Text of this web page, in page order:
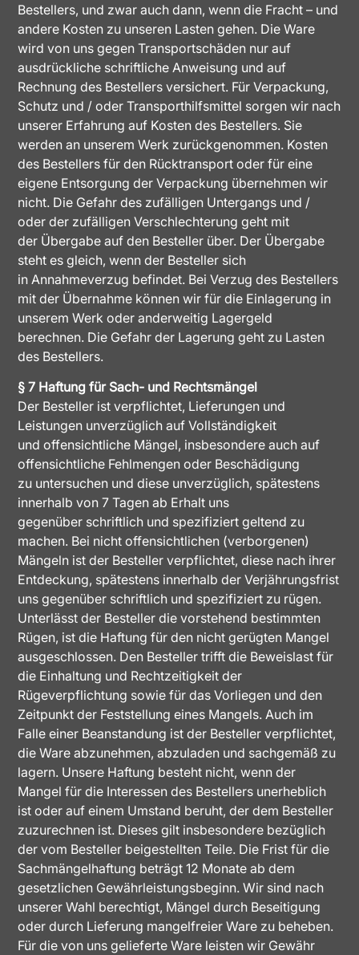
Bestellers, und zwar auch dann, wenn die Fracht – und
andere Kosten zu unseren Lasten gehen. Die Ware
wird von uns gegen Transportschäden nur auf
ausdrückliche schriftliche Anweisung und auf
Rechnung des Bestellers versichert. Für Verpackung,
Schutz und / oder Transporthilfsmittel sorgen wir nach
unserer Erfahrung auf Kosten des Bestellers. Sie
werden an unserem Werk zurückgenommen. Kosten
des Bestellers für den Rücktransport oder für eine
eigene Entsorgung der Verpackung übernehmen wir
nicht. Die Gefahr des zufälligen Untergangs und /
oder der zufälligen Verschlechterung geht mit
der Übergabe auf den Besteller über. Der Übergabe
steht es gleich, wenn der Besteller sich
in Annahmeverzug befindet. Bei Verzug des Bestellers
mit der Übernahme können wir für die Einlagerung in
unserem Werk oder anderweitig Lagergeld
berechnen. Die Gefahr der Lagerung geht zu Lasten
des Bestellers.
§ 7 Haftung für Sach- und Rechtsmängel
Der Besteller ist verpflichtet, Lieferungen und
Leistungen unverzüglich auf Vollständigkeit
und offensichtliche Mängel, insbesondere auch auf
offensichtliche Fehlmengen oder Beschädigung
zu untersuchen und diese unverzüglich, spätestens
innerhalb von 7 Tagen ab Erhalt uns
gegenüber schriftlich und spezifiziert geltend zu
machen. Bei nicht offensichtlichen (verborgenen)
Mängeln ist der Besteller verpflichtet, diese nach ihrer
Entdeckung, spätestens innerhalb der Verjährungsfrist
uns gegenüber schriftlich und spezifiziert zu rügen.
Unterlässt der Besteller die vorstehend bestimmten
Rügen, ist die Haftung für den nicht gerügten Mangel
ausgeschlossen. Den Besteller trifft die Beweislast für
die Einhaltung und Rechtzeitigkeit der
Rügeverpflichtung sowie für das Vorliegen und den
Zeitpunkt der Feststellung eines Mangels. Auch im
Falle einer Beanstandung ist der Besteller verpflichtet,
die Ware abzunehmen, abzuladen und sachgemäß zu
lagern. Unsere Haftung besteht nicht, wenn der
Mangel für die Interessen des Bestellers unerheblich
ist oder auf einem Umstand beruht, der dem Besteller
zuzurechnen ist. Dieses gilt insbesondere bezüglich
der vom Besteller beigestellten Teile. Die Frist für die
Sachmängelhaftung beträgt 12 Monate ab dem
gesetzlichen Gewährleistungsbeginn. Wir sind nach
unserer Wahl berechtigt, Mängel durch Beseitigung
oder durch Lieferung mangelfreier Ware zu beheben.
Für die von uns gelieferte Ware leisten wir Gewähr